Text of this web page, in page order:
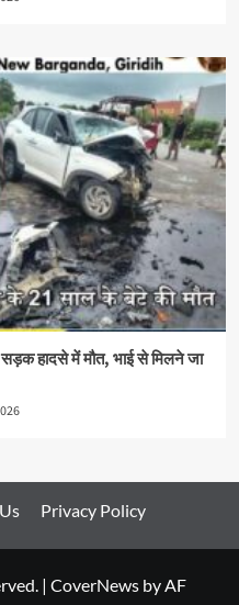
हादसे में मौत, भाई से मिलने जा
Privacy Policy
| CoverNews by AF